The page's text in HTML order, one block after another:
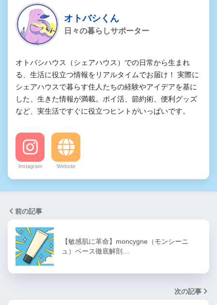
オトバシくん
日々の暮らしサポーター
オトバシハウス（シェアハウス）での日常から生まれ
る、生活に役立つ情報をリアルタイムでお届け！ 実際に
シェアハウスで暮らす住人たちの経験やアイデアを基に
した、生きた情報が満載。ポイ活、節約術、便利グッズ
など、実生活ですぐに役立つヒントがいっぱいです。
Instagram Website
前の記事
【敏感肌に革命】moncygne（モンシーニ
ュ）ベース徹底解剖…
次の記事